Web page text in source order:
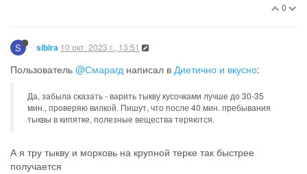
0
S sibira 10 окт. 2023 г., 13:51
Пользователь @Смарагд написал в Диетично и вкусно:
Да, забыла сказать - варить тыкву кусочками лучше до 30-35
мин., проверяю вилкой. Пишут, что после 40 мин. пребывания
тыквы в кипятке, полезные вещества теряются.
А я тру тыкву и морковь на крупной терке так быстрее
получается